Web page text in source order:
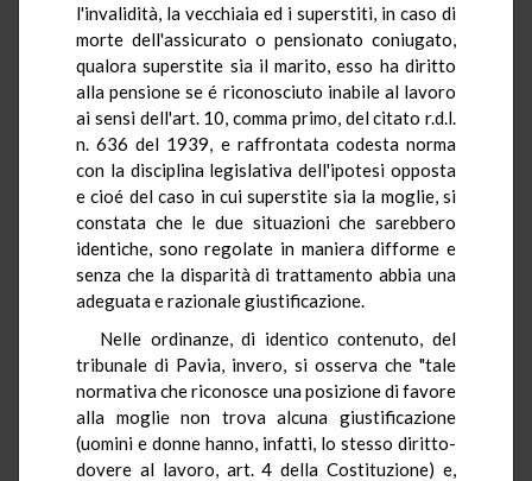
l'invalidità, la vecchiaia ed i superstiti, in caso di
morte dell'assicurato o pensionato coniugato,
qualora superstite sia il marito, esso ha diritto
alla pensione se é riconosciuto inabile al lavoro
ai sensi dell'art. 10, comma primo, del citato r.d.l.
n. 636 del 1939, e raffrontata codesta norma
con la disciplina legislativa dell'ipotesi opposta
e cioé del caso in cui superstite sia la moglie, si
constata che le due situazioni che sarebbero
identiche, sono regolate in maniera difforme e
senza che la disparità di trattamento abbia una
adeguata e razionale giustificazione.
Nelle ordinanze, di identico contenuto, del
tribunale di Pavia, invero, si osserva che "tale
normativa che riconosce una posizione di favore
alla moglie non trova alcuna giustificazione
(uomini e donne hanno, infatti, lo stesso diritto-
dovere al lavoro, art. 4 della Costituzione) e,